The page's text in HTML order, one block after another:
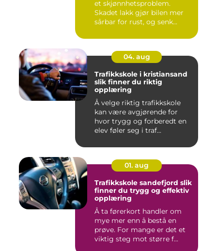
et skjønnhetsproblem.
Skadet lakk gjør bilen mer
sårbar for rust, og senk...
04. aug
Trafikkskole i kristiansand
slik finner du riktig
opplæring
Å velge riktig trafikkskole
kan være avgjørende for
hvor trygg og forberedt en
elev føler seg i traf...
01. aug
Trafikkskole sandefjord slik
finner du trygg og effektiv
opplæring
Å ta førerkort handler om
mye mer enn å bestå en
prøve. For mange er det et
viktig steg mot større f...